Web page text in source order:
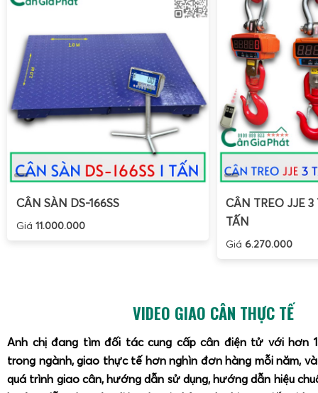
CÂN SÀN DS-166SS
Giá 11.000.000
CÂN TREO JJE
TẤN
Giá6.270.000
VIDEO GIAO CÂN THỰC TẾ
Anh chị đang tìm đối tác cung cấp cân điện tử với hơn
trong ngành, giao thực tế hơn nghìn đơn hàng mỗi năm,
quá trình giao cân, hướng dẫn sử dụng, hướng dẫn hiệu